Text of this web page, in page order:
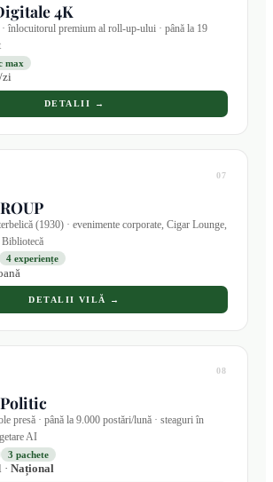
4K
înlocuitorul premium al roll-up-ului · până la 19
max
zi
DETALII →
07
(1930) · evenimente corporate, Cigar Lounge,
4 experiențe
DETALII VILĂ →
08
presă · până la 9.000 postări/lună · steaguri în
AI
3 pachete
·Național